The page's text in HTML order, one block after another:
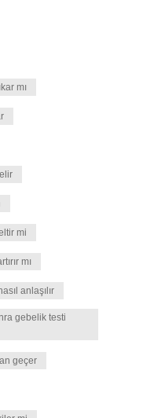
mı
mi
mı
anlaşılır
gebelik testi
geçer